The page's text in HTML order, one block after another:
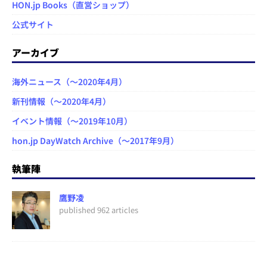
HON.jp Books（直営ショップ）
公式サイト
アーカイブ
海外ニュース（～2020年4月）
新刊情報（～2020年4月）
イベント情報（～2019年10月）
hon.jp DayWatch Archive（～2017年9月）
執筆陣
鷹野凌
published 962 articles